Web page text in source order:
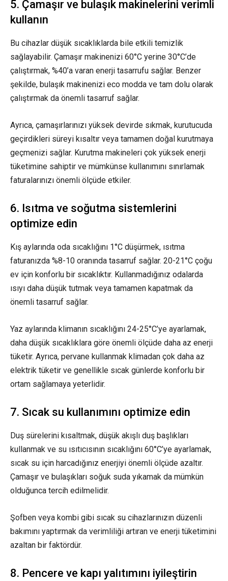
5. Çamaşır ve bulaşık makinelerini verimli
kullanın
Bu cihazlar düşük sıcaklıklarda bile etkili temizlik
sağlayabilir. Çamaşır makinenizi 60°C yerine 30°C’de
çalıştırmak, %40’a varan enerji tasarrufu sağlar. Benzer
şekilde, bulaşık makinenizi eco modda ve tam dolu olarak
çalıştırmak da önemli tasarruf sağlar.
Ayrıca, çamaşırlarınızı yüksek devirde sıkmak, kurutucuda
geçirdikleri süreyi kısaltır veya tamamen doğal kurutmaya
geçmenizi sağlar. Kurutma makineleri çok yüksek enerji
tüketimine sahiptir ve mümkünse kullanımını sınırlamak
faturalarınızı önemli ölçüde etkiler.
6. Isıtma ve soğutma sistemlerini
optimize edin
Kış aylarında oda sıcaklığını 1°C düşürmek, ısıtma
faturanızda %8-10 oranında tasarruf sağlar. 20-21°C çoğu
ev için konforlu bir sıcaklıktır. Kullanmadığınız odalarda
ısıyı daha düşük tutmak veya tamamen kapatmak da
önemli tasarruf sağlar.
Yaz aylarında klimanın sıcaklığını 24-25°C’ye ayarlamak,
daha düşük sıcaklıklara göre önemli ölçüde daha az enerji
tüketir. Ayrıca, pervane kullanmak klimadan çok daha az
elektrik tüketir ve genellikle sıcak günlerde konforlu bir
ortam sağlamaya yeterlidir.
7. Sıcak su kullanımını optimize edin
Duş sürelerini kısaltmak, düşük akışlı duş başlıkları
kullanmak ve su ısıtıcısının sıcaklığını 60°C’ye ayarlamak,
sıcak su için harcadığınız enerjiyi önemli ölçüde azaltır.
Çamaşır ve bulaşıkları soğuk suda yıkamak da mümkün
olduğunca tercih edilmelidir.
Şofben veya kombi gibi sıcak su cihazlarınızın düzenli
bakımını yaptırmak da verimliliği artıran ve enerji tüketimini
azaltan bir faktördür.
8. Pencere ve kapı yalıtımını iyileştirin